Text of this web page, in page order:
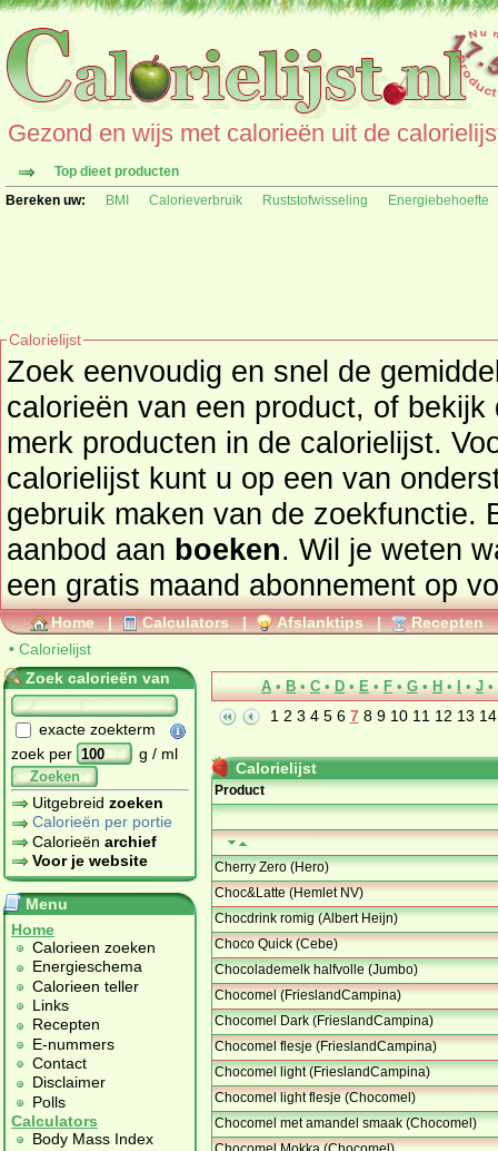
Gezond en wijs met calorieën uit de
Top dieet producten
Bereken uw:
BMI Calorieverbruik Ruststofwisseling Energiebehoefte
Calorielijst
Zoek eenvoudig en snel de
calorieën van een product, of
merk producten in de calorielijst.
calorielijst kunt u op een van
gebruik maken van de zoekfunctie.
aanbod aan boeken. Wil je weten
een gratis maand abonnement op
Home | Calculators | Afslanktips | Recepten
• Calorielijst
Zoek calorieën van
exacte zoekterm
zoek per
g / ml
Zoeken
Uitgebreid zoeken
Calorieën per portie
Calorieën archief
Voor je website
Menu
Home
Calorieen zoeken
Energieschema
Calorieen teller
Links
Recepten
E-nummers
Contact
Disclaimer
Polls
Calculators
Body Mass Index
A • B • C • D • E • F • G • H • • J •
1 2 3 4 5 6 7 8 9 10 11 12 13 14
Calorielijst
Product
Cherry Zero (Hero)
Choc&Latte (Hemlet NV)
Chocdrink romig (Albert Heijn)
Choco Quick (Cebe)
Chocolademelk halfvolle (Jumbo)
Chocomel (FrieslandCampina)
Chocomel Dark (FrieslandCampina)
Chocomel flesje (FrieslandCampina)
Chocomel light (FrieslandCampina)
Chocomel light flesje (Chocomel)
Chocomel met amandel smaak (Chocomel)